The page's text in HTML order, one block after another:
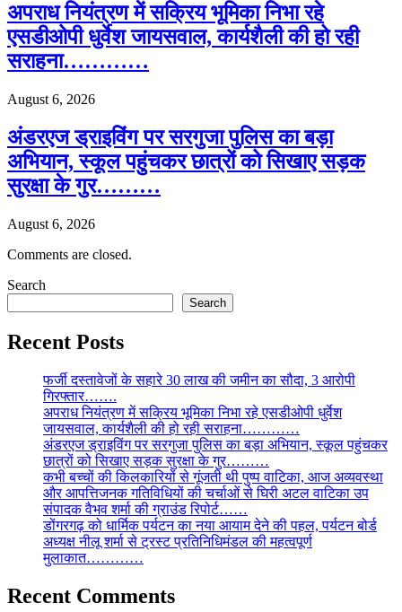
अपराध नियंत्रण में सक्रिय भूमिका निभा रहे
एसडीओपी धुर्वेश जायसवाल, कार्यशैली की हो रही
सराहना…………
August 6, 2026
अंडरएज ड्राइविंग पर सरगुजा पुलिस का बड़ा
अभियान, स्कूल पहुंचकर छात्रों को सिखाए सड़क
सुरक्षा के गुर………
August 6, 2026
Comments are closed.
Search
Search
Recent Posts
फर्जी दस्तावेजों के सहारे 30 लाख की जमीन का सौदा, 3 आरोपी
गिरफ्तार…….
अपराध नियंत्रण में सक्रिय भूमिका निभा रहे एसडीओपी धुर्वेश
जायसवाल, कार्यशैली की हो रही सराहना…………
अंडरएज ड्राइविंग पर सरगुजा पुलिस का बड़ा अभियान, स्कूल पहुंचकर
छात्रों को सिखाए सड़क सुरक्षा के गुर………
कभी बच्चों की किलकारियों से गूंजती थी पुष्प वाटिका, आज अव्यवस्था
और आपत्तिजनक गतिविधियों की चर्चाओं से घिरी अटल वाटिका उप
संपादक वैभव शर्मा की ग्राउंड रिपोर्ट……
डोंगरगढ़ को धार्मिक पर्यटन का नया आयाम देने की पहल, पर्यटन बोर्ड
अध्यक्ष नीलू शर्मा से ट्रस्ट प्रतिनिधिमंडल की महत्वपूर्ण
मुलाकात…………
Recent Comments